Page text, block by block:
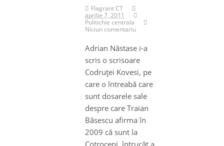
Flagrant CT
aprilie 7, 2011
Politichie centrala
Niciun comentariu
Adrian Năstase i-a
scris o scrisoare
Codruţei Kovesi, pe
care o întreabă care
sunt dosarele sale
despre care Traian
Băsescu afirma în
2009 că sunt la
Cotroceni, întrucât a